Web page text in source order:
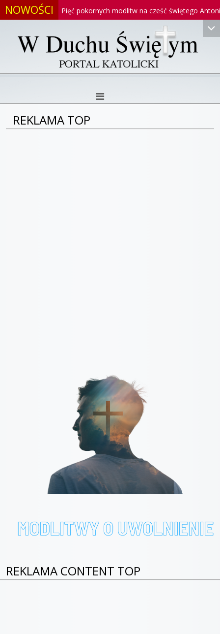
NOWOŚCIPięć pokornych modlitw na cześć świętego Antoniego
REKLAMA TOP
REKLAMA CONTENT TOP